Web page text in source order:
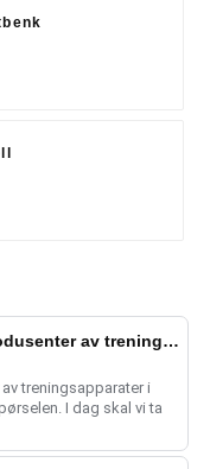
Et løft for treningen: Et innblikk i produsenter av treningsapparater
treningsapparater i
I dag skal vi ta